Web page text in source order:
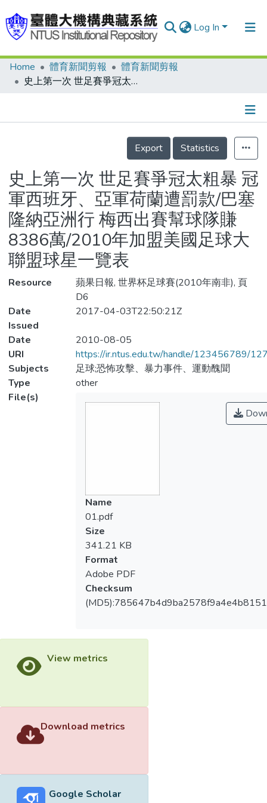
Log In
Communities & Collections
Statistics
Home 體育新聞剪報
體育新聞剪報
史上第一次 世足賽爭冠太粗暴 冠軍西班牙、亞軍荷蘭遭罰款/巴塞隆納亞洲行 梅西出賽幫球隊賺8386萬/2010年加盟美國足球大聯盟球星一覽表
Details
Export
Statistics
史上第一次 世足賽爭冠太粗暴 冠
軍西班牙、亞軍荷蘭遭罰款/巴塞
隆納亞洲行 梅西出賽幫球隊賺
8386萬/2010年加盟美國足球大
聯盟球星一覽表
Resource
蘋果日報, 世界杯足球賽(2010年南非), 頁
D6
Date
Issued
2017-04-03T22:50:21Z
Date
2010-08-05
URI
https://ir.ntus.edu.tw/handle/123456789/
Subjects
足球;恐怖攻擊、暴力事件、運動醜聞
Type
other
File(s)
Name
01.pdf
Size
341.21 KB
Format
Adobe PDF
Checksum
View metrics
Download metrics
Google Scholar